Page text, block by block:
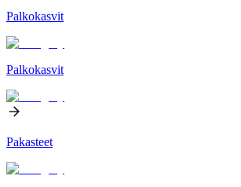
Palkokasvit
Palkokasvit
Pakasteet